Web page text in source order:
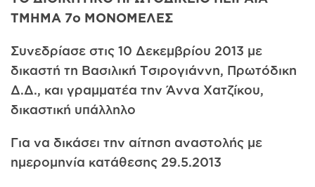
ΤΜΗΜΑ 7ο ΜΟΝΟΜΕΛΕΣ
Συνεδρίασε στις 10 Δεκεμβρίου 2013 με
δικαστή τη Βασιλική Τσιρογιάννη, Πρωτόδικη
Δ.Δ., και γραμματέα την Άννα Χατζίκου,
δικαστική υπάλληλο
Για να δικάσει την αίτηση αναστολής με
ημερομηνία κατάθεσης 29.5.2013